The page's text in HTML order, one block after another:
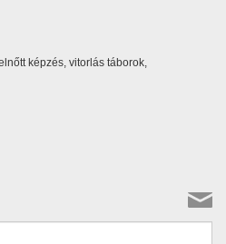
képzés, vitorlás táborok,